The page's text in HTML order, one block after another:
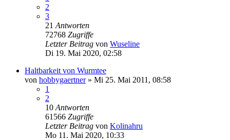
2
3
21 Antworten
72768 Zugriffe
Letzter Beitrag von Wuseline
Di 19. Mai 2020, 02:58
Haltbarkeit von Wurmtee
von hobbygaertner» Mi 25. Mai 2011, 08:58
1
2
10 Antworten
61566 Zugriffe
Letzter Beitrag von Kolinahru
Mo 11. Mai 2020, 10:33